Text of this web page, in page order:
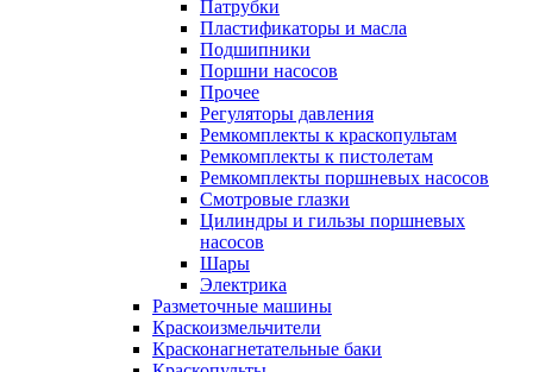
Патрубки
Пластификаторы и масла
Подшипники
Поршни насосов
Прочее
Регуляторы давления
Ремкомплекты к краскопультам
Ремкомплекты к пистолетам
Ремкомплекты поршневых насосов
Смотровые глазки
Цилиндры и гильзы поршневых
насосов
Шары
Электрика
Разметочные машины
Краскоизмельчители
Красконагнетательные баки